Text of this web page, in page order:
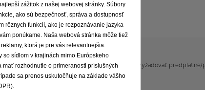
Objavte OpelConnect
k dispozícii na prianie. Ďalšie služby môžu vyžadovať
zážitok z našej webovej stránky. Súbory
ako sú bezpečnosť, správa a dostupnosť
rôznych funkcií, ako je rozpoznávanie jazyka
ponúkame. Naša webová stránka môže tiež
ktorá je pre vás relevantnejšia.
so sídlom v krajinách mimo Európskeho
rozhodnutie o primeranosti príslušných
sa prenos uskutočňuje na základe vášho